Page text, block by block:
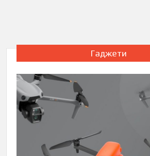
Гаджети